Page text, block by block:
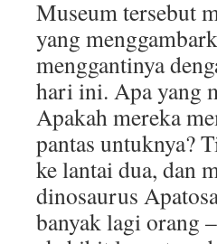
Museum tersebut
yang
menggantinya
hari ini. Apa yang
Apakah mereka
pantas untuknya?
ke lantai dua, dan
dinosaurus
banyak lagi orang